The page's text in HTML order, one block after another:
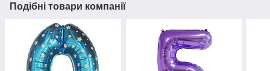
Подібні товари компанії